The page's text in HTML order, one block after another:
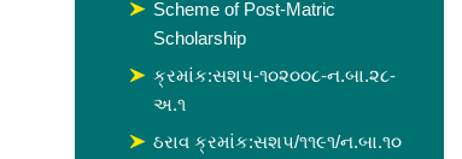
Scheme of Post-Matric
Scholarship
ક્રમાંક:સશપ-૧૦૨૦૦૮-ન.બા.૨૮-
અ.૧
ઠરાવ ક્રમાંક:સશપ/૧૧૯૧/ન.બા.૧૦